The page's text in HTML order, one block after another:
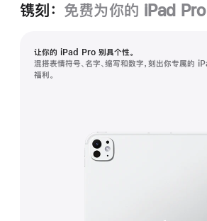
镌刻： 免费为你的 iPad Pro
让你的 iPad Pro 别具个性。
混搭表情符号、名字、缩写和数字，刻出你专属的
福利。